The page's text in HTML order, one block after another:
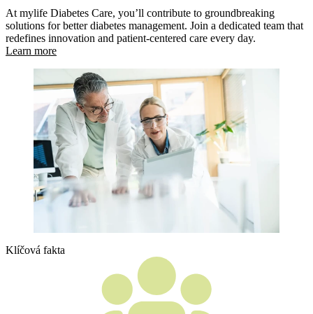
At mylife Diabetes Care, you’ll contribute to groundbreaking
solutions for better diabetes management. Join a dedicated team that
redefines innovation and patient-centered care every day.
Learn more
Klíčová fakta